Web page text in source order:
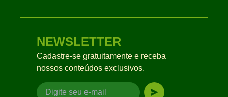
NEWSLETTER
Cadastre-se gratuitamente e receba
nossos conteúdos exclusivos.